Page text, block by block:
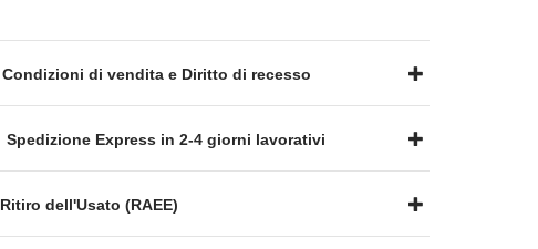
Condizioni di vendita e Diritto di recesso
Spedizione Express in 2-4 giorni lavorativi
Ritiro dell'Usato (RAEE)